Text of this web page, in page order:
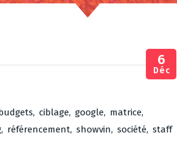
, ciblage, google, matrice,
, référencement, showvin, société, staff
6
Déc